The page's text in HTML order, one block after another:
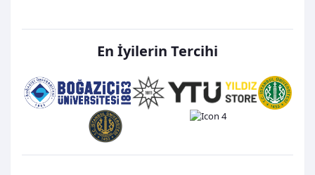
En İyilerin Tercihi